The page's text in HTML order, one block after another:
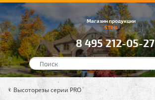
Магазин продукции
STIHL
8 495 212-05-27
Высоторезы серии PRO